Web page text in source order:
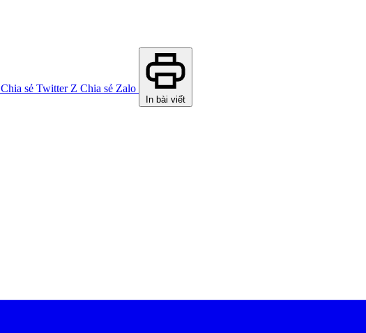
Chia sẻ Twitter Z Chia sẻ Zalo
In bài viết